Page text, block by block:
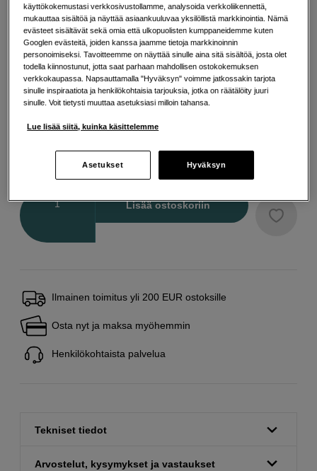
Valitse Muita vaihtoehtoja
60mm 50mm
EUR
Lisää ostoskoriin
Ilmainen toimitus yli 200 EUR ostoksille
Osta nyt ja maksa myöhemmin
Henkilökohtaista palvelua
Tekniset tiedot
Arvostelut, kysymykset ja vastaukset
käyttökokemustasi verkkosivustollamme, analysoida verkkoliikennettä,
mukauttaa sisältöä ja näyttää asiaankuuluvaa yksilöllistä markkinointia. Nämä
evästeet sisältävät sekä omia että ulkopuolisten kumppaneidemme kuten
Googlen evästeitä, joiden kanssa jaamme tietoja markkinoinnin
personoimiseksi. Tavoitteemme on näyttää sinulle aina sitä sisältöä, josta olet
todella kiinnostunut, jotta saat parhaan mahdollisen ostokokemuksen
verkkokaupassa. Napsauttamalla "Hyväksyn" voimme jatkossakin tarjota
sinulle inspiraatiota ja henkilökohtaisia tarjouksia, jotka on räätälöity juuri
sinulle. Voit tietysti muuttaa asetuksiasi milloin tahansa.
Lue lisää siitä, kuinka käsittelemme
Asetukset Hyväksyn